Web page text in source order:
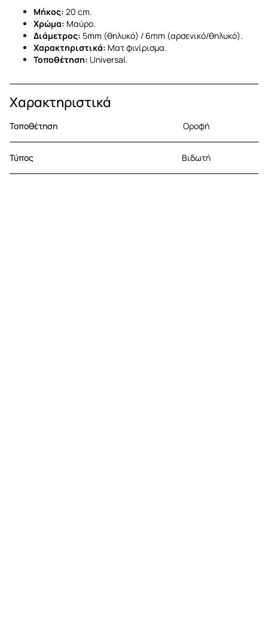
Μήκος: 20 cm.
Χρώμα: Μαύρο.
Διάμετρος: 5mm (θηλυκό) / 6mm (αρσενικό/θηλυκό).
Χαρακτηριστικά: Ματ φινίρισμα.
Τοποθέτηση: Universal.
Χαρακτηριστικά
Τοποθέτηση Οροφή
Τύπος Βιδωτή